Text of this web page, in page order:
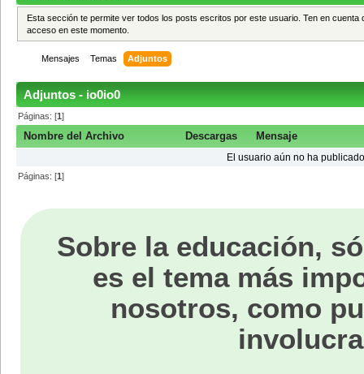
Esta sección te permite ver todos los posts escritos por este usuario. Ten en
acceso en este momento.
Mensajes Temas Adjuntos
Adjuntos - io0io0
Páginas: [1]
Nombre del Archivo Descargas Mensaje
El usuario aún no ha
Páginas: [1]
Sobre la educación,
es el tema más
nosotros, como